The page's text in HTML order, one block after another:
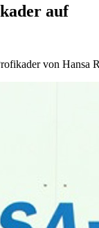
auf
von Hansa